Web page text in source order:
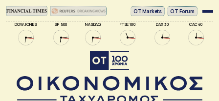
DOW JONES SP 500 NASDAQ FTSE 100 DAX 30 CAC 40
ΟΤ Markets OT Forum